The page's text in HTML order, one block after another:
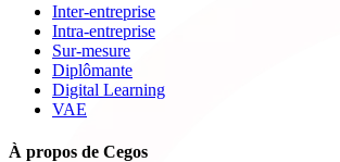
Inter-entreprise
Intra-entreprise
Sur-mesure
Diplômante
Digital Learning
VAE
À propos de Cegos